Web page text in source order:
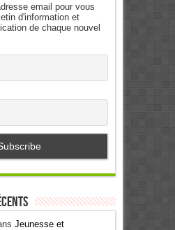
email pour vous
d'information et
de chaque nouvel
Jeunesse et